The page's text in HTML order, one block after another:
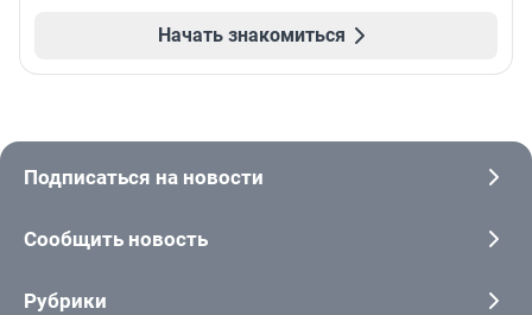
Начать знакомиться
Подписаться на новости
Сообщить новость
Рубрики